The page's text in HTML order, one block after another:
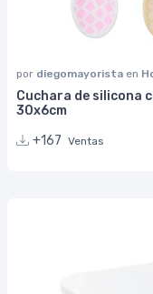
por diegomayorista en
Cuchara de silicona
30x6cm
+167 Ventas